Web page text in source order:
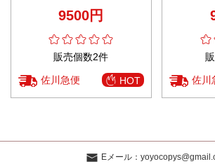
9500円
販売個数2件
佐川急便 HOT 佐川
Eメール：